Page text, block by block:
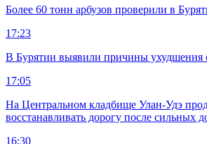
Более 60 тонн арбузов проверили в
17:23
В Бурятии выявили причины ухудшения
17:05
На Центральном кладбище Улан-Удэ
восстанавливать дорогу после сильных
16:30